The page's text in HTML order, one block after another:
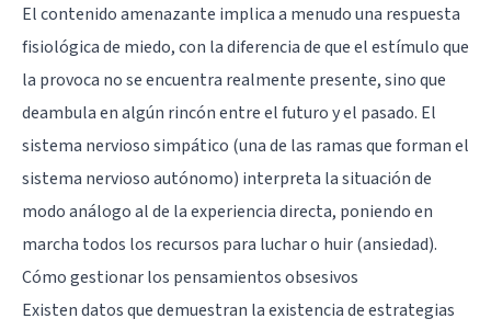
El contenido amenazante implica a menudo una respuesta
fisiológica de miedo, con la diferencia de que el estímulo que
la provoca no se encuentra realmente presente, sino que
deambula en algún rincón entre el futuro y el pasado. El
sistema nervioso simpático (una de las ramas que forman el
sistema nervioso autónomo) interpreta la situación de
modo análogo al de la experiencia directa, poniendo en
marcha todos los recursos para luchar o huir (ansiedad).
Cómo gestionar los pensamientos obsesivos
Existen datos que demuestran la existencia de estrategias